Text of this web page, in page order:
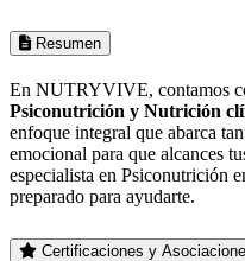
Resumen
En NUTRYVIVE, contamos
Psiconutrición y Nutrición
enfoque integral que abarca
emocional para que alcances
especialista en Psiconutrición
preparado para ayudarte.
Certificaciones y